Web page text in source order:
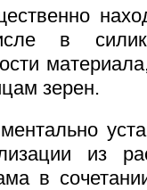
в
зерен.
из
в